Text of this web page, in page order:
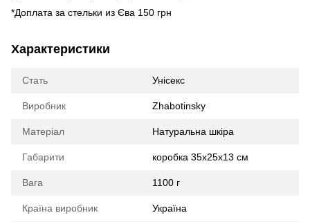
*Доплата за стельки из Єва 150 грн
Характеристики
Стать Унісекс
Виробник Zhabotinsky
Матеріал Натуральна шкіра
Габарити коробка 35х25х13 см
Вага 1100 г
Країна виробник Україна